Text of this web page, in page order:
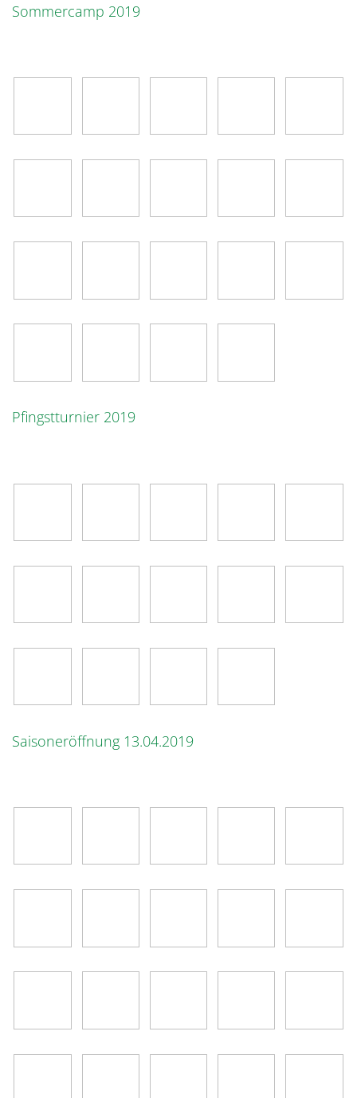
Sommercamp 2019
Pfingstturnier 2019
Saisoneröffnung 13.04.2019